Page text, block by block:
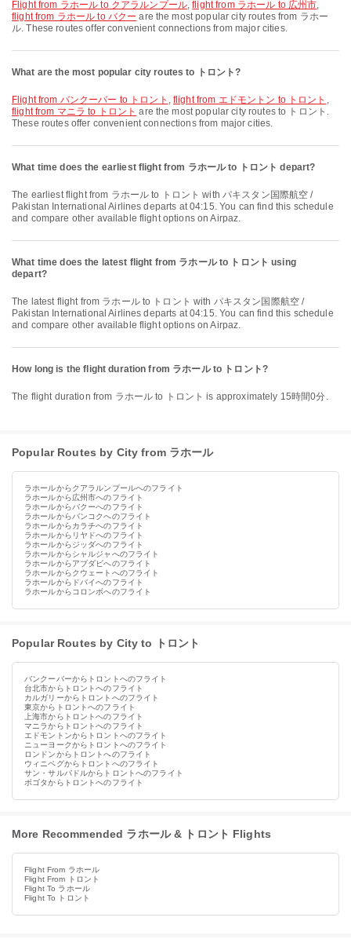
flight from ラホール to クアラルンプール,flight from ラホール to 広州市,
flight from ラホール to バクー are the most popular city routes from ラホー
ル. These routes offer convenient connections from major cities.
What are the most popular city routes to トロント?
flight from バンクーバー to トロント , flight from エドモントン to トロント ,
flight from マニラ to トロント are the most popular city routes to トロント.
These routes offer convenient connections from major cities.
What time does the earliest flight from ラホール to トロント depart?
The earliest flight from ラホール to トロント with パキスタン国際航空 /
Pakistan International Airlines departs at 04:15. You can find this schedule
and compare other available flight options on Airpaz.
What time does the latest flight from ラホール to トロント using
depart?
The latest flight from ラホール to トロント with パキスタン国際航空 /
Pakistan International Airlines departs at 04:15. You can find this schedule
and compare other available flight options on Airpaz.
How long is the flight duration from ラホール to トロント?
The flight duration from ラホール to トロント is approximately 15時間0分.
Popular Routes by City from ラホール
ラホールからクアラルンプールへのフライト
ラホールから広州市へのフライト
ラホールからバクーへのフライト
ラホールからバンコクへのフライト
ラホールからカラチへのフライト
ラホールからリヤドへのフライト
ラホールからジッダへのフライト
ラホールからシャルジャへのフライト
ラホールからアブダビへのフライト
ラホールからクウェートへのフライト
ラホールからドバイへのフライト
ラホールからコロンボへのフライト
Popular Routes by City to トロント
バンクーバーからトロントへのフライト
台北市からトロントへのフライト
カルガリーからトロントへのフライト
東京からトロントへのフライト
上海市からトロントへのフライト
マニラからトロントへのフライト
エドモントンからトロントへのフライト
ニューヨークからトロントへのフライト
ロンドンからトロントへのフライト
ウィニペグからトロントへのフライト
サン・サルバドルからトロントへのフライト
ボゴタからトロントへのフライト
More Recommended ラホール & トロント Flights
Flight From ラホール
Flight From トロント
Flight To ラホール
Flight To トロント